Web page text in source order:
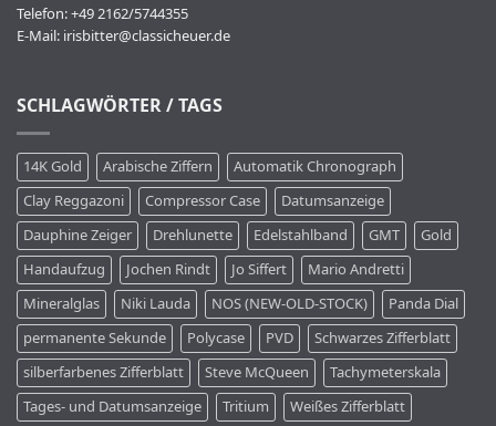
Telefon: +49 2162/5744355
E-Mail: irisbitter@classicheuer.de
SCHLAGWÖRTER / TAGS
14K Gold Arabische Ziffern
Automatik Chronograph
Clay Reggazoni
Compressor Case
Datumsanzeige
Dauphine Zeiger
Drehlunette Edelstahlband GMT
Gold
Handaufzug
Jochen Rindt Jo Siffert
Mario Andretti
Mineralglas
Niki Lauda NOS (NEW-OLD-STOCK)
Panda Dial
permanente Sekunde
Polycase PVD
Schwarzes Zifferblatt
silberfarbenes Zifferblatt
Steve McQueen
Tachymeterskala
Tages- und Datumsanzeige
Tritium Weißes Zifferblatt